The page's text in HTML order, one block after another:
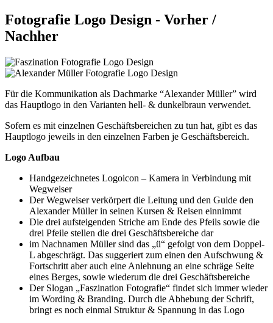
Fotografie Logo Design - Vorher /
Nachher
Für die Kommunikation als Dachmarke “Alexander Müller” wird
das Hauptlogo in den Varianten hell- & dunkelbraun verwendet.
Sofern es mit einzelnen Geschäftsbereichen zu tun hat, gibt es das
Hauptlogo jeweils in den einzelnen Farben je Geschäftsbereich.
Logo Aufbau
Handgezeichnetes Logoicon – Kamera in Verbindung mit
Wegweiser
Der Wegweiser verkörpert die Leitung und den Guide den
Alexander Müller in seinen Kursen & Reisen einnimmt
Die drei aufsteigenden Striche am Ende des Pfeils sowie die
drei Pfeile stellen die drei Geschäftsbereiche dar
im Nachnamen Müller sind das „ü“ gefolgt von dem Doppel-
L abgeschrägt. Das suggeriert zum einen den Aufschwung &
Fortschritt aber auch eine Anlehnung an eine schräge Seite
eines Berges, sowie wiederum die drei Geschäftsbereiche
Der Slogan „Faszination Fotografie“ findet sich immer wieder
im Wording & Branding. Durch die Abhebung der Schrift,
bringt es noch einmal Struktur & Spannung in das Logo